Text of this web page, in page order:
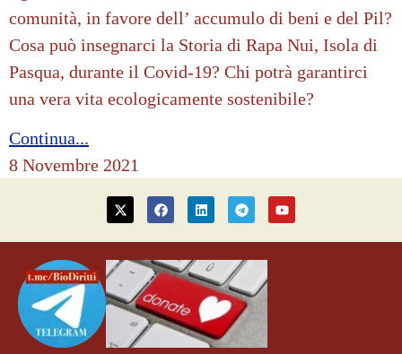
comunità, in favore dell’ accumulo di beni e del Pil?
Cosa può insegnarci la Storia di Rapa Nui, Isola di
Pasqua, durante il Covid-19? Chi potrà garantirci
una vera vita ecologicamente sostenibile?
Continua...
8 Novembre 2021